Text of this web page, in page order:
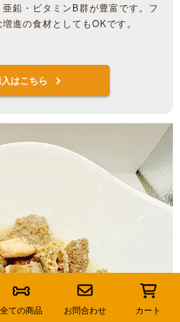
鉛・ビタミンB群が豊富です。フ
進の食材としてもOKです。
はこちら
全ての商品 お問合わせ カート